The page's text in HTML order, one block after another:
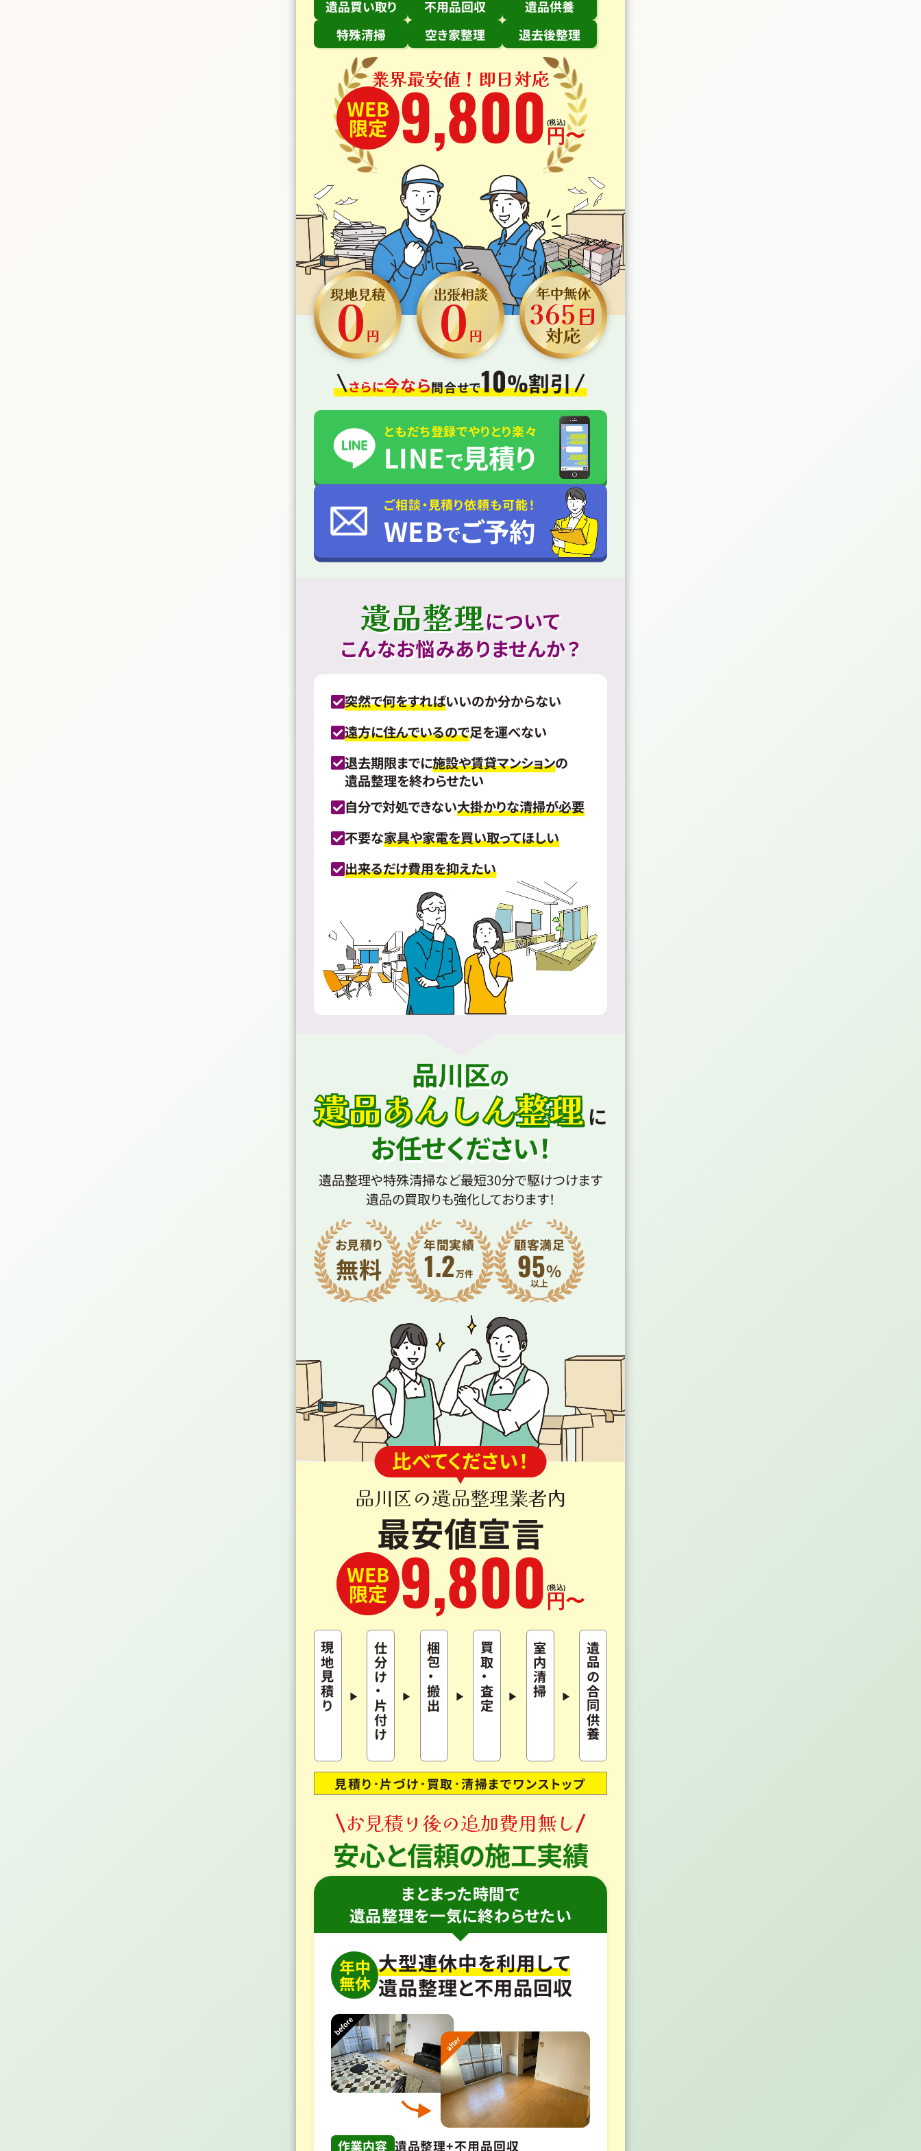
遺品買い取り 不用品回収
遺品供養
特殊清掃
空き家整理 退去後整理
業界最安値！即日対応
WEB
限定 9,800円〜
(税込)
現地見積
0円
出張相談
0円
年中無休
365日
対応
さらに今なら問合せで10%割引
ともだち登録でやりとり楽々
LINEで見積り
ご相談・見積り依頼も可能！
WEBでご予約
遺品整理について
こんなお悩みありませんか？
突然で何をすればいいのか分からない
遠方に住んでいるので足を運べない
退去期限までに施設や賃貸マンションの
遺品整理を終わらせたい
自分で対処できない大掛かりな清掃が必要
不要な家具や家電を買い取ってほしい
出来るだけ費用を抑えたい
品川区の
遺品あんしん整理 に
お任せください！
遺品整理や特殊清掃など最短30分で駆けつけます
遺品の買取りも強化しております！
お見積り
無料
年間実績
1.2万件
顧客満足
95%
比べてください！
品川区の遺品整理業者内
最安値宣言
WEB
限定 9,800 円〜
(税込)
現地見積り 仕分け
・
片付け
梱包
・
搬出
買取
・
査定 室内清掃 遺品の合同供養
見積り･片づけ･買取･清掃までワンストップ
お見積り後の追加費用無し
安心と信頼の施工実績
まとまった時間で
遺品整理を一気に終わらせたい
年中
無休
大型連休中を利用して
遺品整理と不用品回収
作業内容 遺品整理+不用品回収